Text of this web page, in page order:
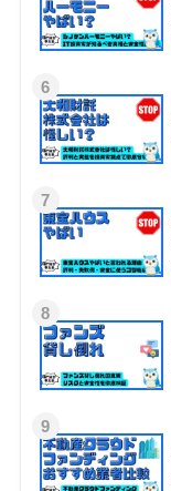
6
7
8
9